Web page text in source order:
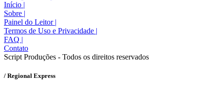
Início |
Sobre |
Painel do Leitor |
Termos de Uso e Privacidade |
FAQ |
Contato
Script Produções - Todos os direitos reservados
/ Regional Express